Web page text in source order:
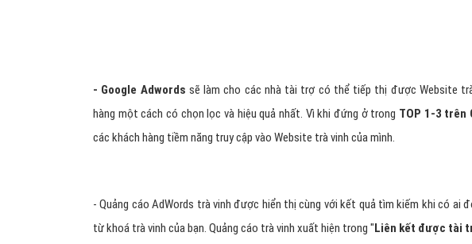
- Google Adwords sẽ làm cho các nhà tài trợ có thể tiếp thị được Website
hàng một cách có chọn lọc và hiệu quả nhất. Vì khi đứng ở trong TOP 1-3 trên
các khách hàng tiềm năng truy cập vào Website trà vinh của mình.
- Quảng cáo AdWords trà vinh được hiển thị cùng với kết quả tìm kiếm khi có ai
từ khoá trà vinh của bạn. Quảng cáo trà vinh xuất hiện trong "Liên kết được tài